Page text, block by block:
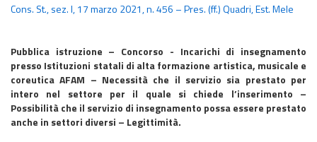
Cons. St., sez. I, 17 marzo 2021, n. 456 – Pres. (ff.) Quadri, Est. Mele
Pubblica istruzione – Concorso - Incarichi di insegnamento
presso Istituzioni statali di alta formazione artistica, musicale e
coreutica AFAM – Necessità che il servizio sia prestato per
intero nel settore per il quale si chiede l’inserimento –
Possibilità che il servizio di insegnamento possa essere prestato
anche in settori diversi – Legittimità.